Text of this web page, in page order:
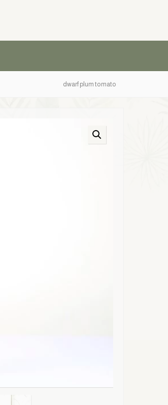
dwarf plum tomato